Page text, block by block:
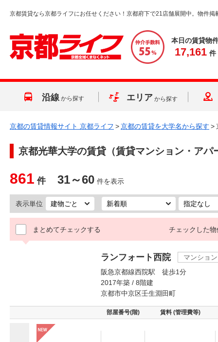
京都賃貸なら京都ライフにお任せください！京都府下で21店舗展開中。物件掲
本日の賃貸物
17,161 件
沿線 から探す エリア から探す
京都の賃貸情報サイト 京都ライフ >京都の賃貸を大学名から探す >
京都光華大学の賃貸（賃貸マンション・アパ
861 件 31～60 件を表示
表示単位
まとめてチェックする チェックした物
ランフォート西院
マンション
阪急京都線西院駅 徒歩1分
2017年築 / 8階建
京都市中京区壬生淵田町
部屋番号(階) 賃料 (管理費等)